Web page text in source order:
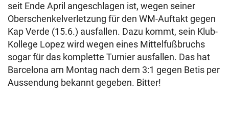
seit Ende April angeschlagen ist, wegen seiner
Oberschenkelverletzung für den WM-Auftakt gegen
Kap Verde (15.6.) ausfallen. Dazu kommt, sein Klub-
Kollege Lopez wird wegen eines Mittelfußbruchs
sogar für das komplette Turnier ausfallen. Das hat
Barcelona am Montag nach dem 3:1 gegen Betis per
Aussendung bekannt gegeben. Bitter!